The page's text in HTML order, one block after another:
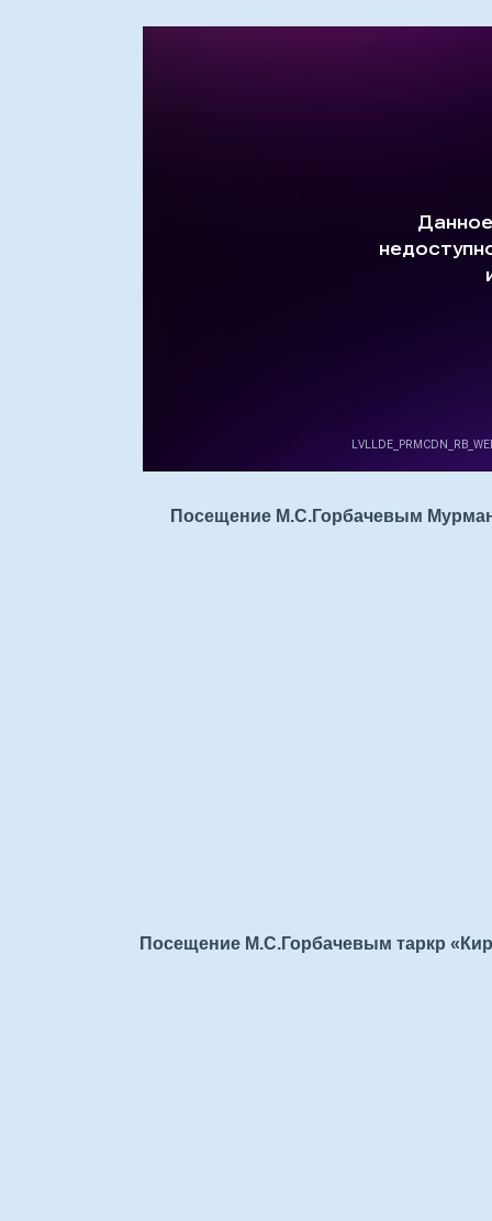
Посещение М.С.Горбачевым
Посещение М.С.Горбачевым таркр